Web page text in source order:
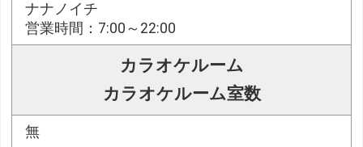
ナナノイチ
営業時間：7:00～22:00
カラオケルーム
カラオケルーム室数
無